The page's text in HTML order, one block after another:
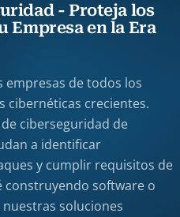
- Proteja los
Empresa en la Era
empresas de todos los
cibernéticas crecientes.
de ciberseguridad de
a identificar
y cumplir requisitos de
construyendo software o
soluciones